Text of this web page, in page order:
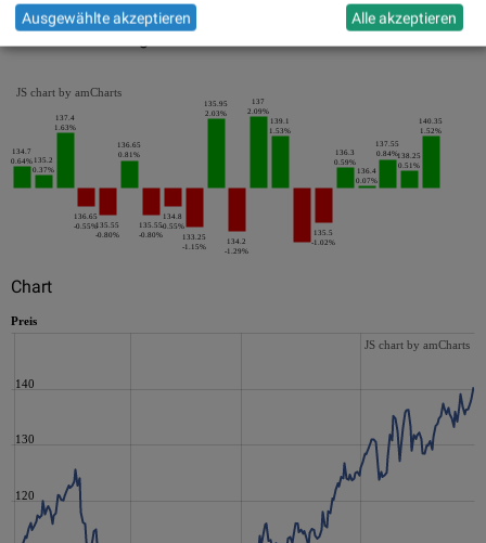
Die letzten 20 Tage der Periode
134.7
0.64% 135.2
0.37%
137.4
1.63%
136.65
-0.55%135.55
-0.80%
136.65
0.81%
135.55
-0.80%
134.8
-0.55%
133.25
-1.15%
135.95
2.03%
134.2
-1.29%
137
2.09%
139.1
1.53%
135.5
-1.02%
136.3
0.59%
136.4
0.07%
137.55
0.84%138.25
0.51%
140.35
1.52%
JS chart by amCharts
Chart
Preis
120
130
140
JS chart by amCharts
Ausgewählte akzeptieren Alle akzeptieren